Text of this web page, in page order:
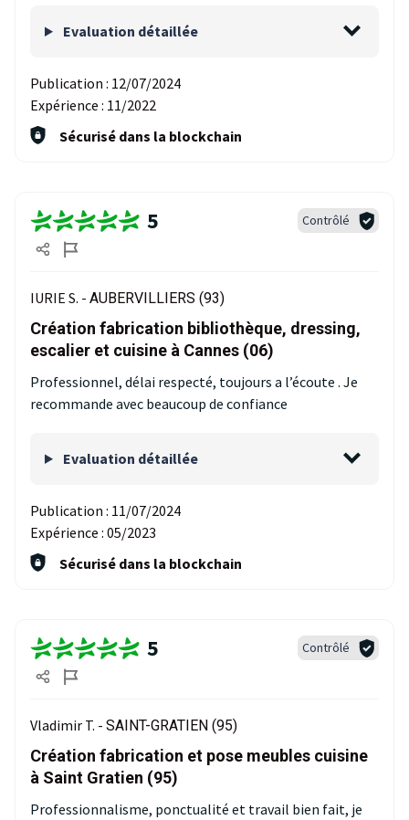
Evaluation détaillée
Publication : 12/07/2024
Expérience : 11/2022
Sécurisé dans la blockchain
5 Contrôlé
IURIE S. - AUBERVILLIERS (93)
Création fabrication bibliothèque, dressing,
escalier et cuisine à Cannes (06)
Professionnel, délai respecté, toujours a l’écoute . Je
recommande avec beaucoup de confiance
Evaluation détaillée
Publication : 11/07/2024
Expérience : 05/2023
Sécurisé dans la blockchain
5 Contrôlé
Vladimir T. - SAINT-GRATIEN (95)
Création fabrication et pose meubles cuisine
à Saint Gratien (95)
Professionnalisme, ponctualité et travail bien fait, je